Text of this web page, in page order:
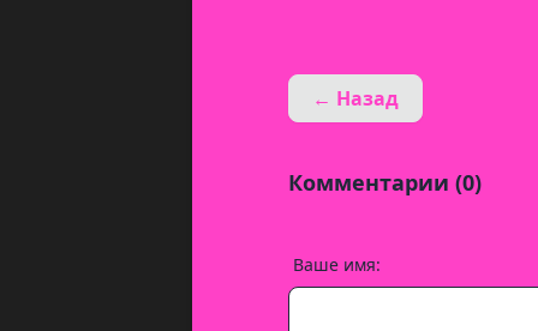
← Назад
Комментарии (0)
Ваше имя: